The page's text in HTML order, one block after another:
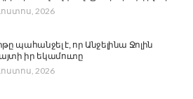
2026
պահանջել է, որ Անջելինա Ջոլին
իր եկամուտը
2026